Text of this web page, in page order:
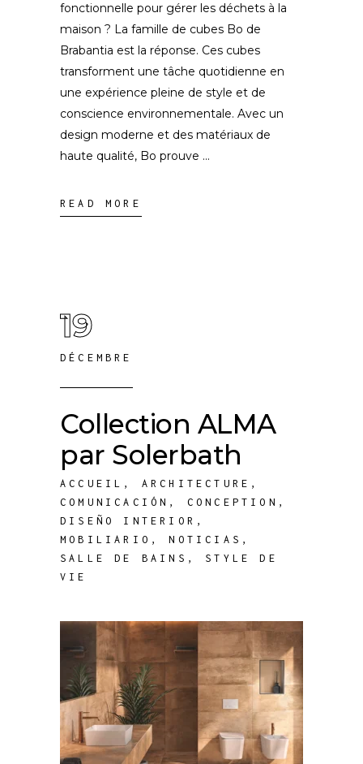
fonctionnelle pour gérer les déchets à la
maison ? La famille de cubes Bo de
Brabantia est la réponse. Ces cubes
transforment une tâche quotidienne en
une expérience pleine de style et de
conscience environnementale. Avec un
design moderne et des matériaux de
haute qualité, Bo prouve
READ MORE
19
DÉCEMBRE
Collection ALMA
par Solerbath
ACCUEIL , ARCHITECTURE ,
COMUNICACIÓN , CONCEPTION ,
DISEÑO INTERIOR ,
MOBILIARIO ,NOTICIAS ,
SALLE DE BAINS , STYLE DE
VIE